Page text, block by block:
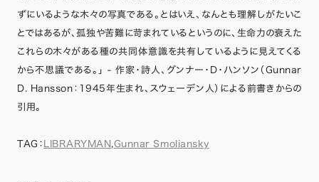
ずにいるような木々の写真である。とはいえ、なんとも理解しがたいこ
とではあるが、孤独や苦難に苛まれているというのに、生命力の衰えた
これらの木々がある種の共同体意識を共有しているように見えてくる
から不思議である。」 - 作家・詩人、グンナー・D・ハンソン（Gunnar
D. Hansson：1945年生まれ、スウェーデン人）による前書きからの
引用。
TAG： LIBRARYMAN ,Gunnar Smoliansky